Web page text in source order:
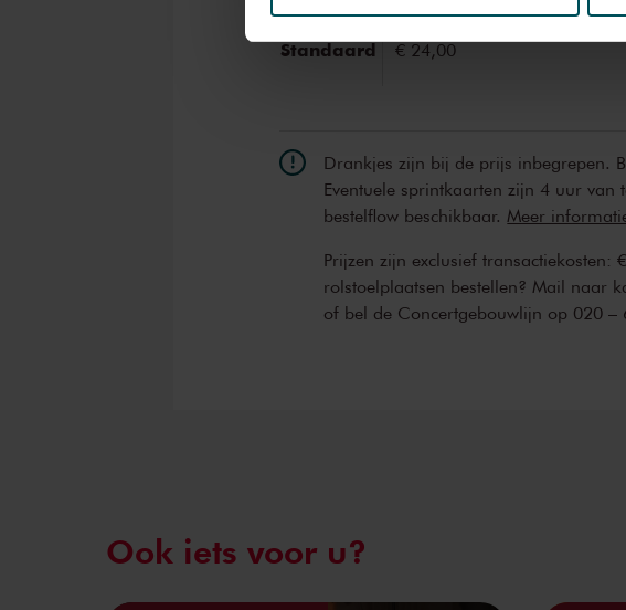
We werken samen met32 derdendie uw
Standaard € 24,00
Drankjes zijn bij de prijs inbegrepen.
Eventuele sprintkaarten zijn 4 uur van
bestelflow beschikbaar. Meer
Prijzen zijn exclusief transactiekosten:
rolstoelplaatsen bestellen? Mail naar
of bel de Concertgebouwlijn op 020 –
Ook iets voor u?